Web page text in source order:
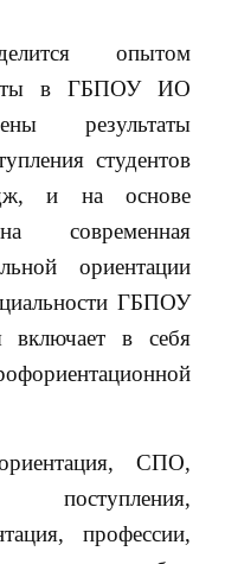
опытом
в ГБПОУ ИО
результаты
студентов
и на основе
современная
ориентации
ГБПОУ
в себя
СПО,
профессии,